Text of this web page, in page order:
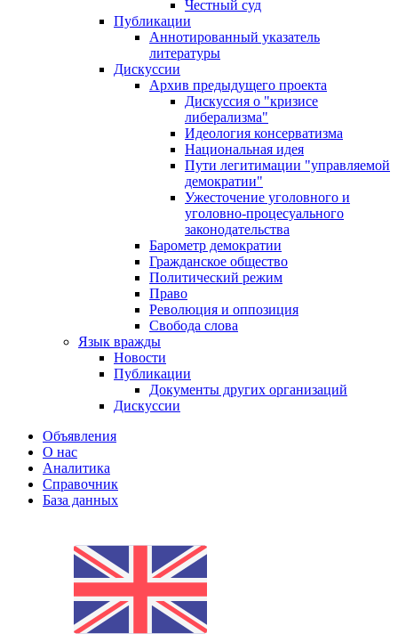
Честный суд
Публикации
Аннотированный указатель
литературы
Дискуссии
Архив предыдущего проекта
Дискуссия о "кризисе
либерализма"
Идеология консерватизма
Национальная идея
Пути легитимации "управляемой
демократии"
Ужесточение уголовного и
уголовно-процесуального
законодательства
Барометр демократии
Гражданское общество
Политический режим
Право
Революция и оппозиция
Свобода слова
Язык вражды
Новости
Публикации
Документы других организаций
Дискуссии
Объявления
О нас
Аналитика
Справочник
База данных